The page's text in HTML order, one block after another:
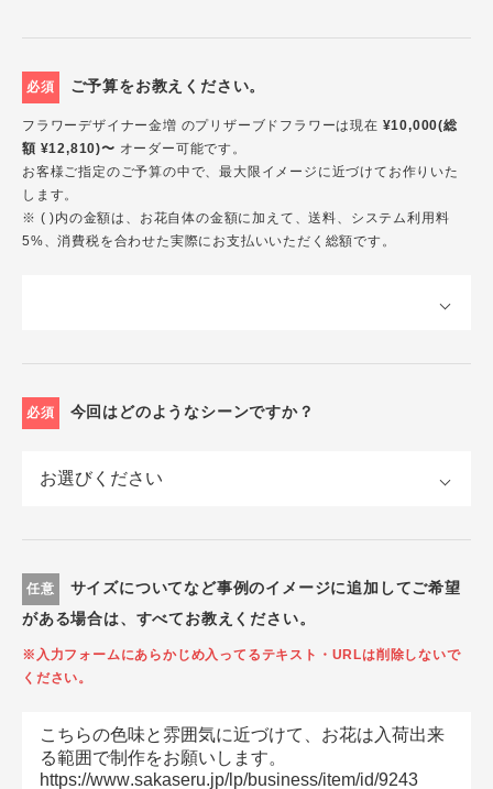
必須 ご予算をお教えください。
フラワーデザイナー金増 のプリザーブドフラワーは現在 ¥10,000(総
額 ¥12,810)〜 オーダー可能です。
お客様ご指定のご予算の中で、最大限イメージに近づけてお作りいた
します。
※ ( )内の金額は、お花自体の金額に加えて、送料、システム利用料
5%、消費税を合わせた実際にお支払いいただく総額です。
必須 今回はどのようなシーンですか？
任意
サイズについてなど事例のイメージに追加してご希望
がある場合は、すべてお教えください。
※入力フォームにあらかじめ入ってるテキスト・URLは削除しないで
ください。